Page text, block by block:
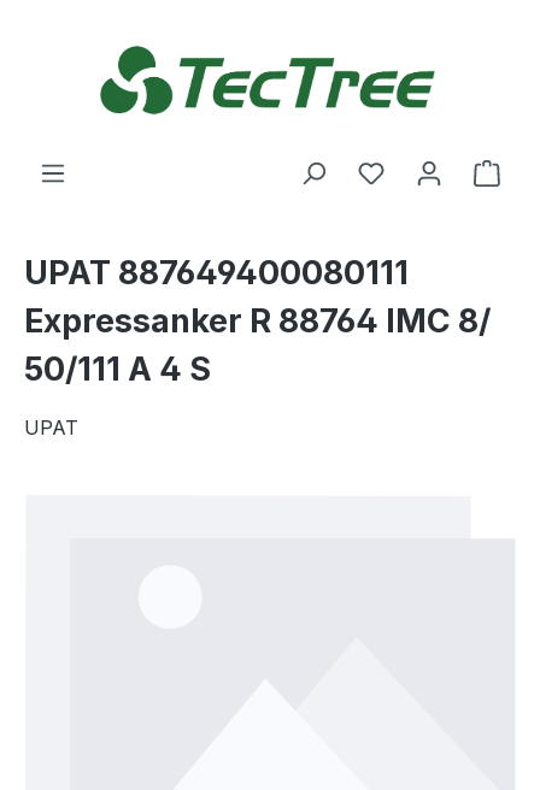
Du hast 0
UPAT 887649400080111
Expressanker R 88764 IMC 8/
50/111 A 4 S
UPAT